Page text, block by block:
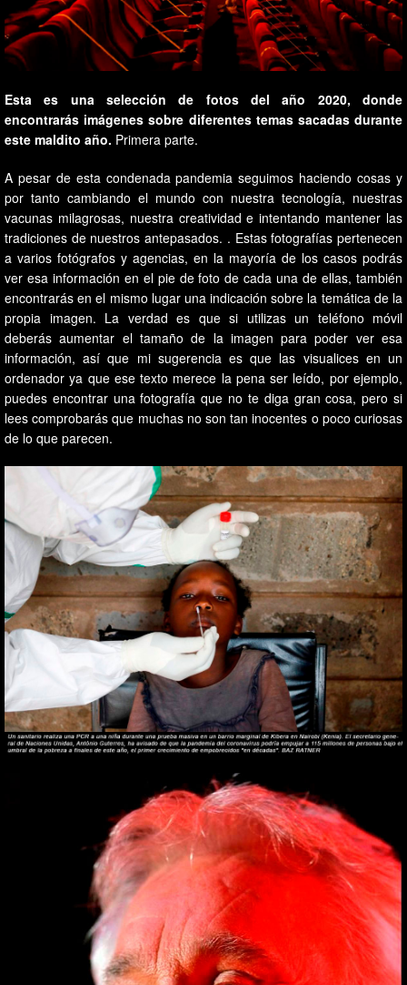
Esta es una selección de fotos del año 2020, donde
encontrarás imágenes sobre diferentes temas sacadas durante
este maldito año. Primera parte.
A pesar de esta condenada pandemia seguimos haciendo cosas y
por tanto cambiando el mundo con nuestra tecnología, nuestras
vacunas milagrosas, nuestra creatividad e intentando mantener las
tradiciones de nuestros antepasados. . Estas fotografías pertenecen
a varios fotógrafos y agencias, en la mayoría de los casos podrás
ver esa información en el pie de foto de cada una de ellas, también
encontrarás en el mismo lugar una indicación sobre la temática de la
propia imagen. La verdad es que si utilizas un teléfono móvil
deberás aumentar el tamaño de la imagen para poder ver esa
información, así que mi sugerencia es que las visualices en un
ordenador ya que ese texto merece la pena ser leído, por ejemplo,
puedes encontrar una fotografía que no te diga gran cosa, pero si
lees comprobarás que muchas no son tan inocentes o poco curiosas
de lo que parecen.